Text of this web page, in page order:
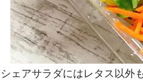
シェアサラダにはレタス以外